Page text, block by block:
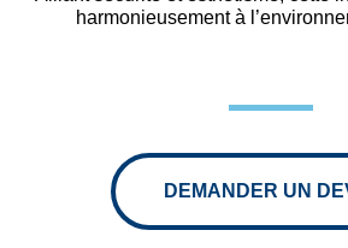
harmonieusement à
DEMANDER UN